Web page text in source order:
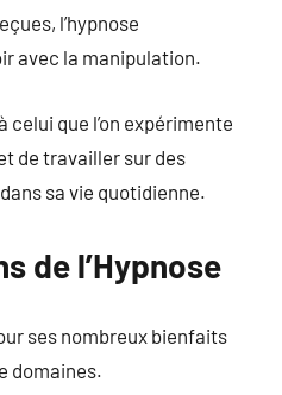
l’hypnose
avec la manipulation.
que l’on expérimente
de travailler sur des
sa vie quotidienne.
de l’Hypnose
ses nombreux bienfaits
domaines.